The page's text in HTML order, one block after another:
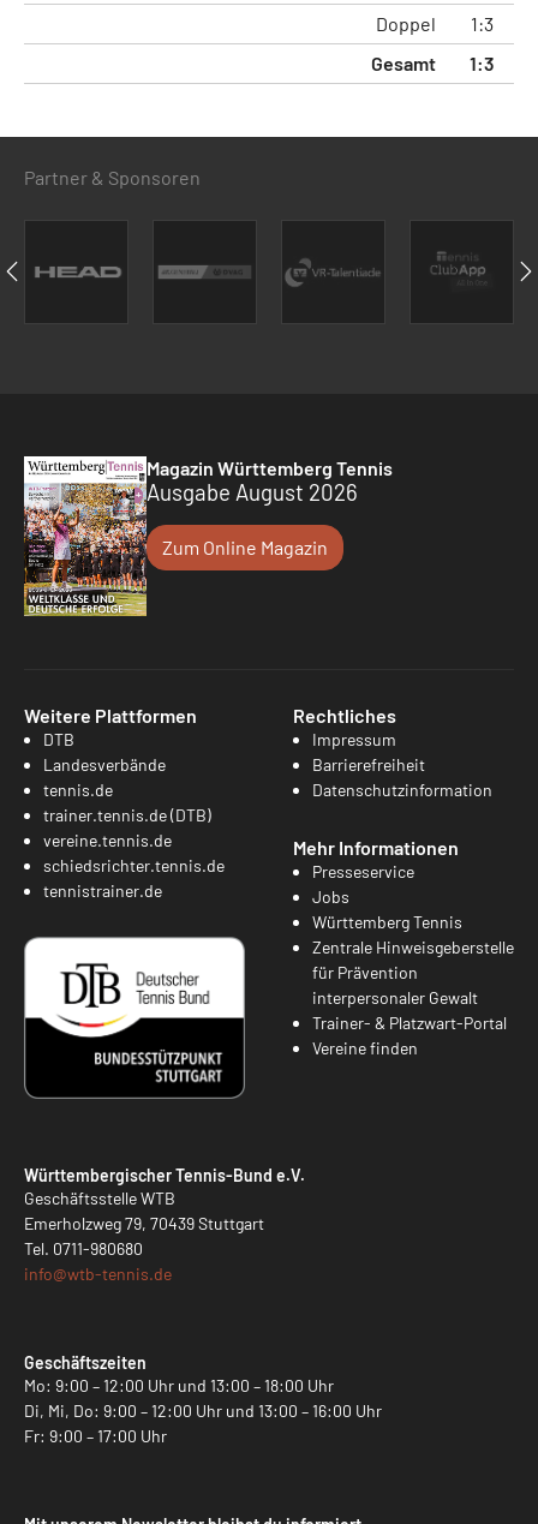
Doppel 1:3
Gesamt
1:3
Partner & Sponsoren
Magazin Württemberg Tennis
Ausgabe August 2026
Zum Online Magazin
Weitere Plattformen
DTB
Landesverbände
tennis.de
trainer.tennis.de (DTB)
vereine.tennis.de
schiedsrichter.tennis.de
tennistrainer.de
Rechtliches
Impressum
Barrierefreiheit
Datenschutzinformation
Mehr Informationen
Presseservice
Jobs
Württemberg Tennis
Zentrale Hinweisgeberstelle
für Prävention
interpersonaler Gewalt
Trainer- & Platzwart-Portal
Vereine finden
Württembergischer Tennis-Bund e.V.
Geschäftsstelle WTB
Emerholzweg 79, 70439 Stuttgart
Tel. 0711-980680
info@wtb-tennis.de
Geschäftszeiten
Mo: 9:00 – 12:00 Uhr und 13:00 – 18:00 Uhr
Di, Mi, Do: 9:00 – 12:00 Uhr und 13:00 – 16:00 Uhr
Fr: 9:00 – 17:00 Uhr